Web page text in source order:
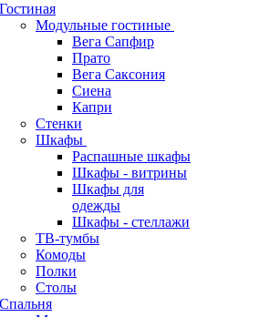
Гостиная
Модульные гостиные
Вега Сапфир
Прато
Вега Саксония
Сиена
Капри
Стенки
Шкафы
Распашные шкафы
Шкафы - витрины
Шкафы для
одежды
Шкафы - стеллажи
ТВ-тумбы
Комоды
Полки
Столы
Спальня